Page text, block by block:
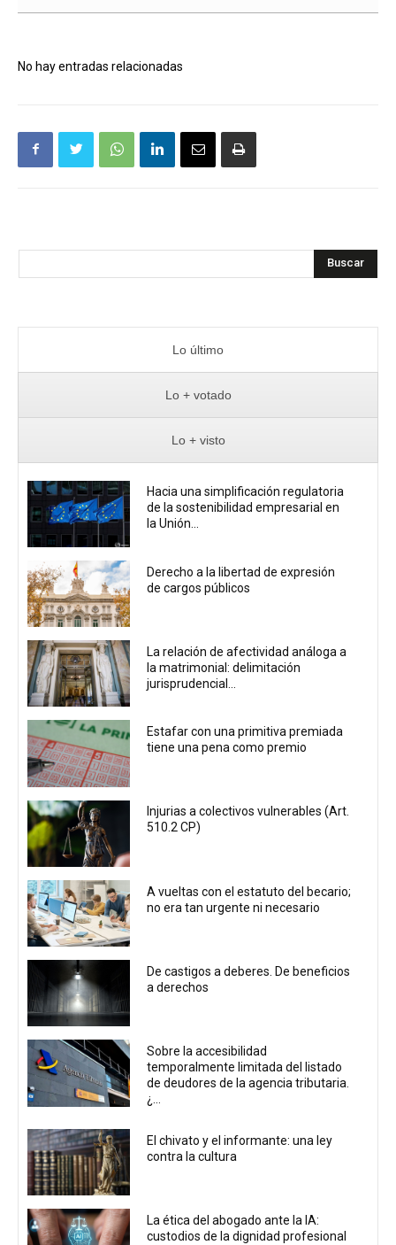
No hay entradas relacionadas
Buscar
Lo último
Lo + votado
Lo + visto
Hacia una simplificación regulatoria
de la sostenibilidad empresarial en
la Unión...
Derecho a la libertad de expresión
de cargos públicos
La relación de afectividad análoga a
la matrimonial: delimitación
jurisprudencial...
Estafar con una primitiva premiada
tiene una pena como premio
Injurias a colectivos vulnerables (Art.
510.2 CP)
A vueltas con el estatuto del becario;
no era tan urgente ni necesario
De castigos a deberes. De beneficios
a derechos
Sobre la accesibilidad
temporalmente limitada del listado
de deudores de la agencia tributaria.
¿...
El chivato y el informante: una ley
contra la cultura
La ética del abogado ante la IA:
custodios de la dignidad profesional